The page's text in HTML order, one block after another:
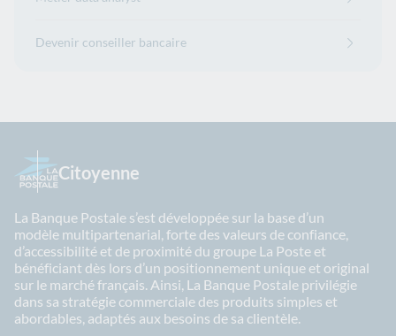
Devenir conseiller bancaire
Citoyenne
La Banque Postale s’est développée sur la base d’un
modèle multipartenarial, forte des valeurs de confiance,
d’accessibilité et de proximité du groupe La Poste et
bénéficiant dès lors d’un positionnement unique et original
sur le marché français. Ainsi, La Banque Postale privilégie
dans sa stratégie commerciale des produits simples et
abordables, adaptés aux besoins de sa clientèle.